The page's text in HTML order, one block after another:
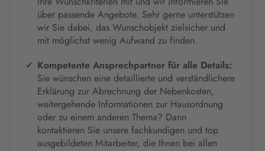
über passende Angebote. Sehr gerne unterstützen
wir Sie dabei, das Wunschobjekt zielsicher und
mit möglichst wenig Aufwand zu finden.
Kompetente Ansprechpartner für alle Details:
Sie wünschen eine detaillierte und verständlichere
Erklärung zur Abrechnung der Nebenkosten,
weitergehende Informationen zur Hausordnung
oder zu einem anderen Thema? Dann
kontaktieren Sie unsere fachkundigen und top
ausgebildeten Mitarbeiter, die Ihnen bei allen